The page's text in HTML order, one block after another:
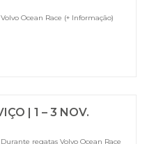
Ocean Race (+ Informação)
| 1 – 3 NOV.
regatas Volvo Ocean Race